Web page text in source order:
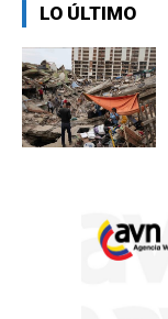
LO ÚLTIMO